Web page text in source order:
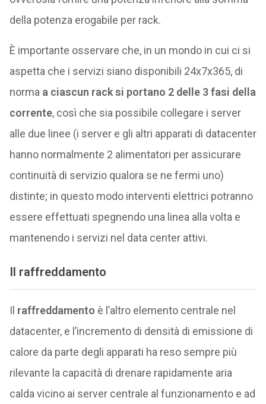
della potenza erogabile per rack.
È importante osservare che, in un mondo in cui ci si
aspetta che i servizi siano disponibili 24x7x365, di
norma a ciascun rack si portano 2 delle 3 fasi della
corrente, così che sia possibile collegare i server
alle due linee (i server e gli altri apparati di datacenter
hanno normalmente 2 alimentatori per assicurare
continuità di servizio qualora se ne fermi uno)
distinte; in questo modo interventi elettrici potranno
essere effettuati spegnendo una linea alla volta e
mantenendo i servizi nel data center attivi.
Il raffreddamento
Il raffreddamento è l’altro elemento centrale nel
datacenter, e l’incremento di densità di emissione di
calore da parte degli apparati ha reso sempre più
rilevante la capacità di drenare rapidamente aria
calda vicino ai server centrale al funzionamento e ad